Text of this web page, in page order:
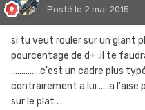
Posté le 2 mai 2015
si tu veut rouler sur un giant
pourcentage de d+ ,il te
..............c'est un cadre plus
contrairement a lui .....a
sur le plat .